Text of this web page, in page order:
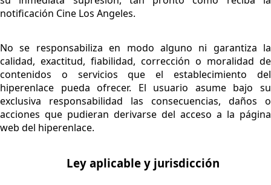
notificación Cine Los Angeles.
No se responsabiliza en modo alguno ni garantiza la
calidad, exactitud, fiabilidad, corrección o moralidad de
contenidos o servicios que el establecimiento del
hiperenlace pueda ofrecer. El usuario asume bajo su
exclusiva responsabilidad las consecuencias, daños o
acciones que pudieran derivarse del acceso a la página
web del hiperenlace.
Ley aplicable y jurisdicción